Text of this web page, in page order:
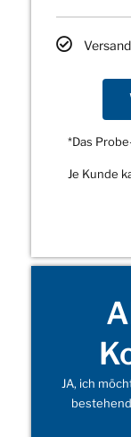
*Das
Je Kunde
JA, ich